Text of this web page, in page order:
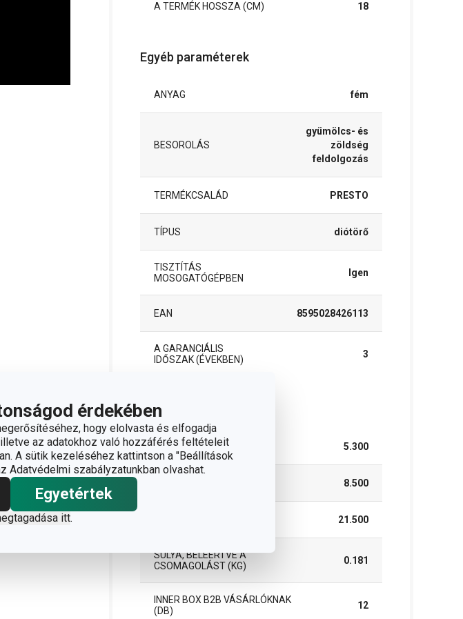
érdekében
hogy elolvasta és elfogadja
az adatokhoz való hozzáférés feltételeit
A sütik kezeléséhez kattintson a "Beállítások
Adatvédelmi szabályzatunkban olvashat.
Egyetértek
itt.
A TERMÉK HOSSZA (CM) 18
Egyéb paraméterek
ANYAG fém
BESOROLÁS
gyümölcs- és
zöldség
feldolgozás
TERMÉKCSALÁD PRESTO
TÍPUS diótörő
TISZTÍTÁS
MOSOGATÓGÉPBEN
Igen
EAN 8595028426113
A GARANCIÁLIS
IDŐSZAK (ÉVEKBEN)
3
Csomag
SZÉLESSÉG (CM) 5.300
8.500
21.500
SÚLYA, BELEÉRTVE A
CSOMAGOLÁST (KG)
0.181
INNER BOX B2B VÁSÁRLÓKNAK
(DB)
12